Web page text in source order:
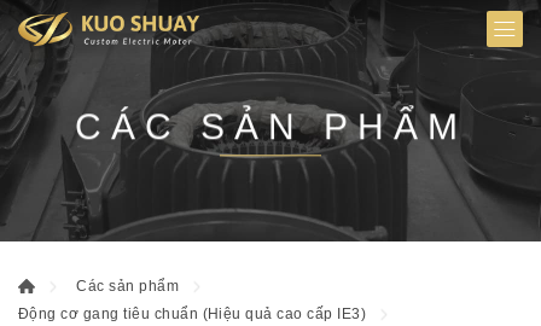
CÁC SẢN PHẨM
Các sản phẩm
Động cơ gang tiêu chuẩn (Hiệu quả cao cấp IE3)